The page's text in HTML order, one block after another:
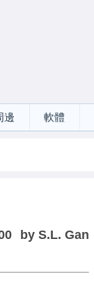
邊 軟體
by S.L. Gan